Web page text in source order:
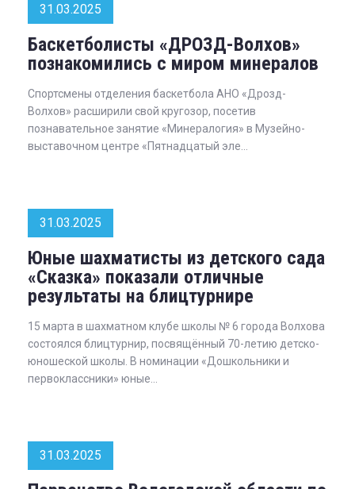
31.03.2025
Баскетболисты «ДРОЗД-Волхов»
познакомились с миром минералов
Спортсмены отделения баскетбола АНО «Дрозд-
Волхов» расширили свой кругозор, посетив
познавательное занятие «Минералогия» в Музейно-
выставочном центре «Пятнадцатый эле...
31.03.2025
Юные шахматисты из детского сада
«Сказка» показали отличные
результаты на блицтурнире
15 марта в шахматном клубе школы № 6 города Волхова
состоялся блицтурнир, посвящённый 70-летию детско-
юношеской школы. В номинации «Дошкольники и
первоклассники» юные...
31.03.2025